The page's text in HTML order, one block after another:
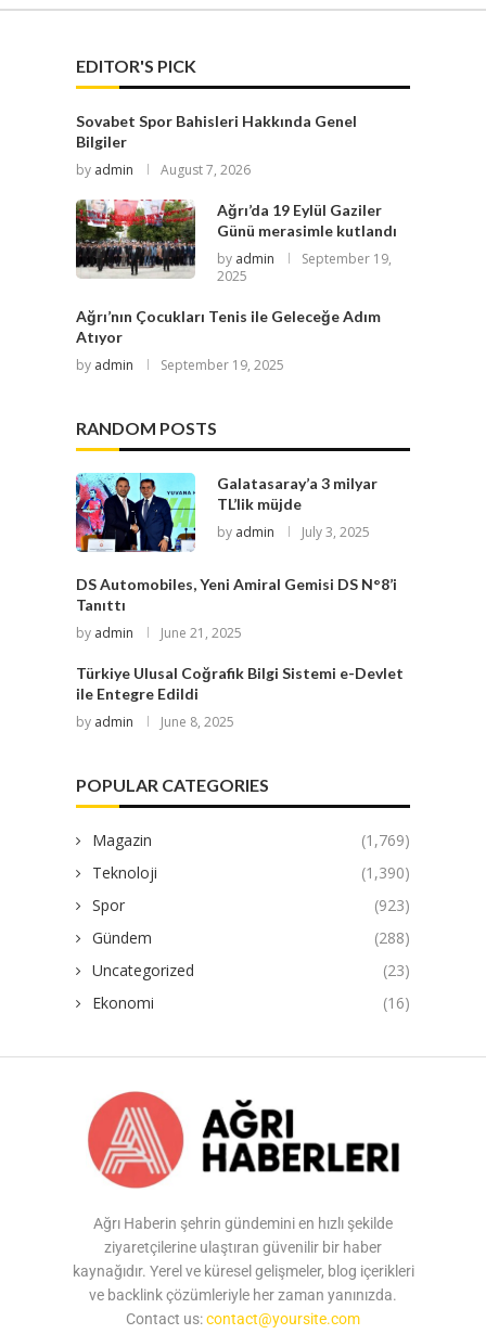
EDITOR'S PICK
Sovabet Spor Bahisleri Hakkında Genel
Bilgiler
by admin August 7, 2026
Ağrı’da 19 Eylül Gaziler
Günü merasimle kutlandı
by admin
September 19,
2025
Ağrı’nın Çocukları Tenis ile Geleceğe Adım
Atıyor
by admin September 19, 2025
RANDOM POSTS
Galatasaray’a 3 milyar
TL’lik müjde
by admin July 3, 2025
DS Automobiles, Yeni Amiral Gemisi DS N°8’i
Tanıttı
by admin June 21, 2025
Türkiye Ulusal Coğrafik Bilgi Sistemi e-Devlet
ile Entegre Edildi
by admin June 8, 2025
POPULAR CATEGORIES
Magazin
(1,769)
Teknoloji
(1,390)
Spor
(923)
Gündem
(288)
Uncategorized
(23)
Ekonomi
(16)
Ağrı Haberin şehrin gündemini en hızlı şekilde
ziyaretçilerine ulaştıran güvenilir bir haber
kaynağıdır. Yerel ve küresel gelişmeler, blog içerikleri
ve backlink çözümleriyle her zaman yanınızda.
Contact us:contact@yoursite.com